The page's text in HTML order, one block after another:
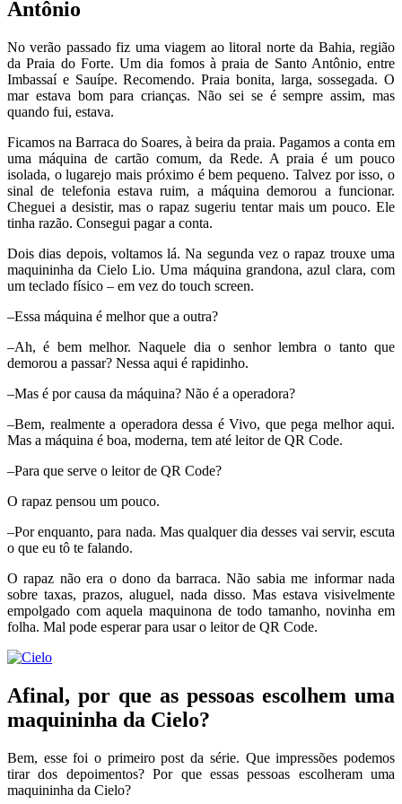
Antônio
No verão passado fiz uma viagem ao litoral norte da Bahia, região
da Praia do Forte. Um dia fomos à praia de Santo Antônio, entre
Imbassaí e Sauípe. Recomendo. Praia bonita, larga, sossegada. O
mar estava bom para crianças. Não sei se é sempre assim, mas
quando fui, estava.
Ficamos na Barraca do Soares, à beira da praia. Pagamos a conta em
uma máquina de cartão comum, da Rede. A praia é um pouco
isolada, o lugarejo mais próximo é bem pequeno. Talvez por isso, o
sinal de telefonia estava ruim, a máquina demorou a funcionar.
Cheguei a desistir, mas o rapaz sugeriu tentar mais um pouco. Ele
tinha razão. Consegui pagar a conta.
Dois dias depois, voltamos lá. Na segunda vez o rapaz trouxe uma
maquininha da Cielo Lio. Uma máquina grandona, azul clara, com
um teclado físico – em vez do touch screen.
–Essa máquina é melhor que a outra?
–Ah, é bem melhor. Naquele dia o senhor lembra o tanto que
demorou a passar? Nessa aqui é rapidinho.
–Mas é por causa da máquina? Não é a operadora?
–Bem, realmente a operadora dessa é Vivo, que pega melhor aqui.
Mas a máquina é boa, moderna, tem até leitor de QR Code.
–Para que serve o leitor de QR Code?
O rapaz pensou um pouco.
–Por enquanto, para nada. Mas qualquer dia desses vai servir, escuta
o que eu tô te falando.
O rapaz não era o dono da barraca. Não sabia me informar nada
sobre taxas, prazos, aluguel, nada disso. Mas estava visivelmente
empolgado com aquela maquinona de todo tamanho, novinha em
folha. Mal pode esperar para usar o leitor de QR Code.
Afinal, por que as pessoas escolhem uma
maquininha da Cielo?
Bem, esse foi o primeiro post da série. Que impressões podemos
tirar dos depoimentos? Por que essas pessoas escolheram uma
maquininha da Cielo?